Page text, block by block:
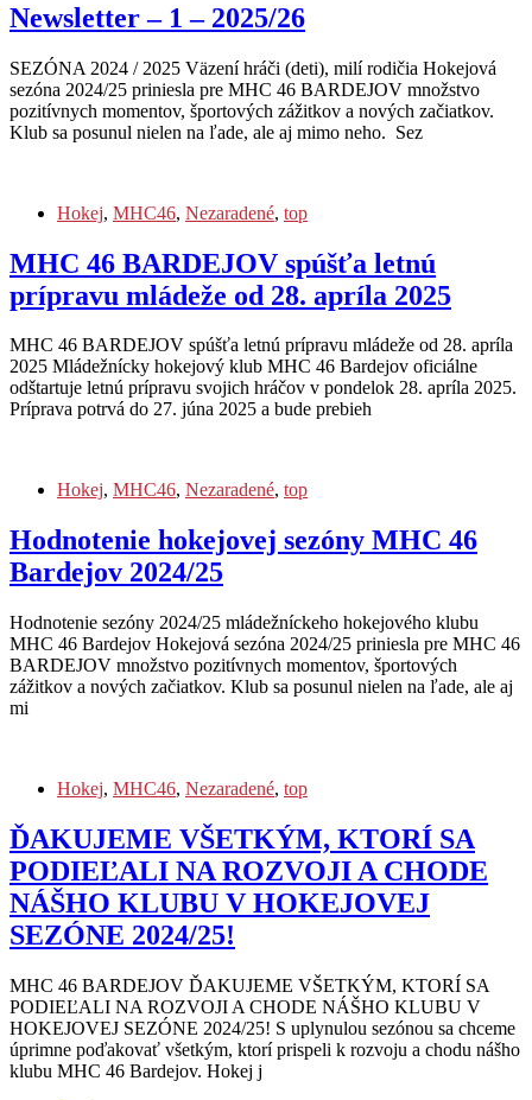
Newsletter – 1 – 2025/26
SEZÓNA 2024 / 2025 Väzení hráči (deti), milí rodičia Hokejová
sezóna 2024/25 priniesla pre MHC 46 BARDEJOV množstvo
pozitívnych momentov, športových zážitkov a nových začiatkov.
Klub sa posunul nielen na ľade, ale aj mimo neho. Sez
Hokej, MHC46, Nezaradené, top
MHC 46 BARDEJOV spúšťa letnú
prípravu mládeže od 28. apríla 2025
MHC 46 BARDEJOV spúšťa letnú prípravu mládeže od 28. apríla
2025 Mládežnícky hokejový klub MHC 46 Bardejov oficiálne
odštartuje letnú prípravu svojich hráčov v pondelok 28. apríla 2025.
Príprava potrvá do 27. júna 2025 a bude prebieh
Hokej, MHC46, Nezaradené, top
Hodnotenie hokejovej sezóny MHC 46
Bardejov 2024/25
Hodnotenie sezóny 2024/25 mládežníckeho hokejového klubu
MHC 46 Bardejov Hokejová sezóna 2024/25 priniesla pre MHC 46
BARDEJOV množstvo pozitívnych momentov, športových
zážitkov a nových začiatkov. Klub sa posunul nielen na ľade, ale aj
mi
Hokej, MHC46, Nezaradené, top
ĎAKUJEME VŠETKÝM, KTORÍ SA
PODIEĽALI NA ROZVOJI A CHODE
NÁŠHO KLUBU V HOKEJOVEJ
SEZÓNE 2024/25!
MHC 46 BARDEJOV ĎAKUJEME VŠETKÝM, KTORÍ SA
PODIEĽALI NA ROZVOJI A CHODE NÁŠHO KLUBU V
HOKEJOVEJ SEZÓNE 2024/25! S uplynulou sezónou sa chceme
úprimne poďakovať všetkým, ktorí prispeli k rozvoju a chodu nášho
klubu MHC 46 Bardejov. Hokej j